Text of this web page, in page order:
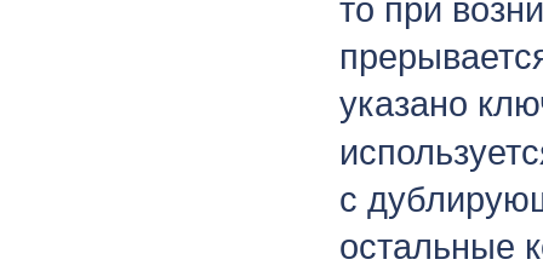
то при
указано
с
остальные